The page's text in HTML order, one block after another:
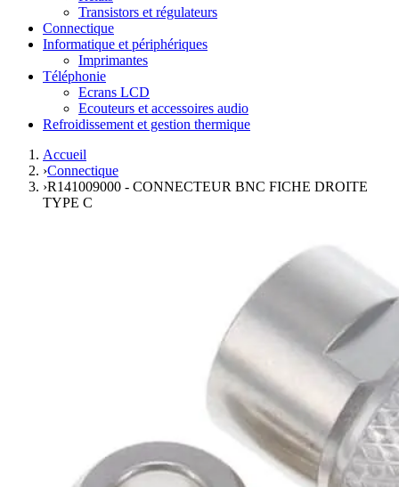
Transistors et régulateurs
Connectique
Informatique et périphériques
Imprimantes
Téléphonie
Ecrans LCD
Ecouteurs et accessoires audio
Refroidissement et gestion thermique
Accueil
›Connectique
›R141009000 - CONNECTEUR BNC FICHE DROITE
TYPE C